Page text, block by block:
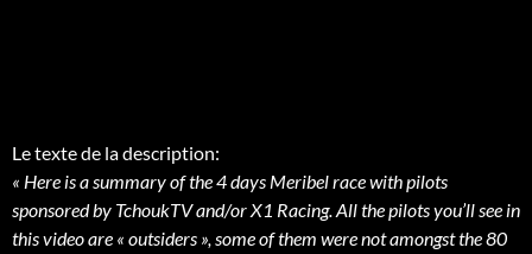
Le texte de la description:
« Here is a summary of the 4 days Meribel race with pilots
sponsored by TchoukTV and/or X1 Racing. All the pilots you’ll see in
this video are « outsiders », some of them were not amongst the 80